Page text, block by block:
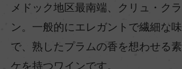
メドック地区最南端、クリュ・ク
ン。一般的にエレガントで繊細な
で、熟したプラムの香を想わせる
ケを持つワインです。